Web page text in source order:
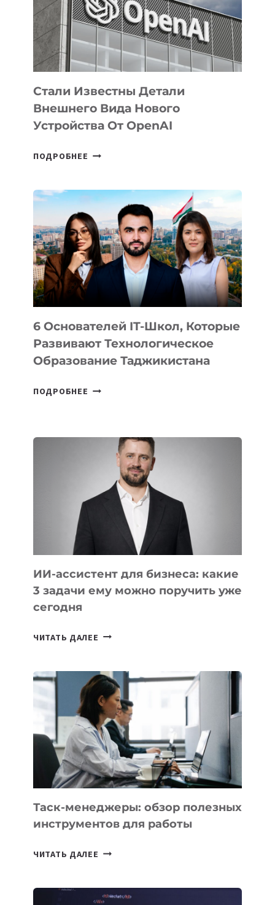
РАЗВИТИЮ
ЭКОСИСТЕМЫ
ИСКУССТВЕННОГО
ИНТЕЛЛЕКТА
Стали Известны Детали
Внешнего Вида Нового
Устройства От OpenAI
ПОДРОБНЕЕ СТАЛИ
ВНЕШНЕГО
ВИДА
НОВОГО
УСТРОЙСТВА
ОТ
OPENAI
6 Основателей IT-Школ, Которые
Развивают Технологическое
Образование Таджикистана
ПОДРОБНЕЕ
КОТОРЫЕ
РАЗВИВАЮТ
ТЕХНОЛОГИЧЕСКОЕ
ОБРАЗОВАНИЕ
ТАДЖИКИСТАНА
ИИ-ассистент для бизнеса: какие
3 задачи ему можно поручить уже
сегодня
ЧИТАТЬ ДАЛЕЕ ИИ-
БИЗНЕСА:
КАКИЕ
3
ЗАДАЧИ
ЕМУ
МОЖНО
ПОРУЧИТЬ
УЖЕ
СЕГОДНЯ
Таск-менеджеры: обзор полезных
инструментов для работы
ЧИТАТЬ ДАЛЕЕ ТАСК-
ПОЛЕЗНЫХ